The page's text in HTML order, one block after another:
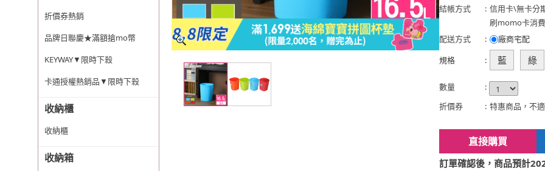
折價券熱銷
品牌日聯慶★滿額搶mo幣
KEYWAY▼限時下殺
卡通授權熱銷品▼限時下殺
收納櫃
收納櫃
收納箱
結帳方式
: 信用卡\無卡分
刷momo卡消
配送方式
:
廠商宅配
規格
: 藍 綠
數量
:
折價券
: 特惠商品，不
直接購買
訂單確認後，商品預計